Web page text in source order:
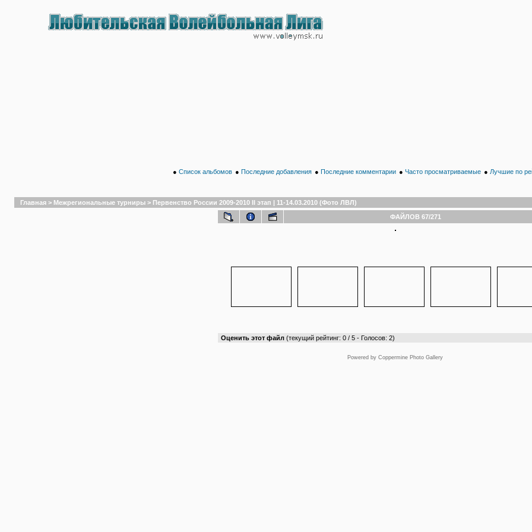
● Список альбомов ● Последние добавления ● Последние комментарии ● Часто просматриваемые ● Лучшие по
Главная > Межрегиональные турниры > Первенство России 2009-2010 II этап | 11-14.03.2010 (Фото ЛВЛ)
ФАЙЛОВ 67/271
Оценить этот файл (текущий рейтинг: 0 / 5 - Голосов: 2)
Powered by Coppermine Photo Gallery